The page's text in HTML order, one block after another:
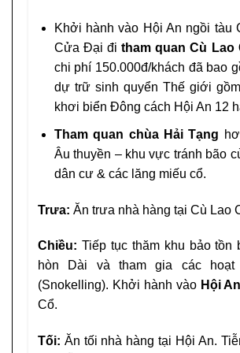
Khởi hành vào Hội An ngồi tàu
Cửa Đại đitham quan Cù Lao
chi phí 150.000đ/khách đã bao
dự trữ sinh quyển Thế giới
khơi biển Đông cách Hội An 12
Tham quan chùa Hải Tạng
Âu thuyền – khu vực tránh bão
dân cư & các lăng miếu cổ.
Trưa: Ăn trưa nhà hàng tại Cù Lao
Chiều: Tiếp tục thăm khu bảo tồn
hòn Dài và tham gia các hoạt
(Snokelling). Khởi hành vào Hội An
Cổ.
Tối: Ăn tối nhà hàng tại Hội An.